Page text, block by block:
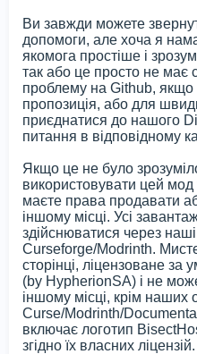
Ви завжди можете
допомоги, але хоча я
якомога простіше і
так або це просто не має
проблему на Github,
пропозиція, або для
приєднатися до нашого
питання в відповідному
Якщо це не було
використовувати цей
маєте права продавати
іншому місці. Усі
здійснюватися через наші
Curseforge/Modrinth.
сторінці, ліцензоване
(by HypherionSA) і не
іншому місці, крім наших
Curse/Modrinth/
включає логотип
згідно їх власних ліцензій.